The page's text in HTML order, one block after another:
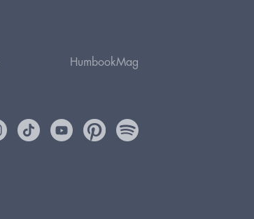
HumbookMag